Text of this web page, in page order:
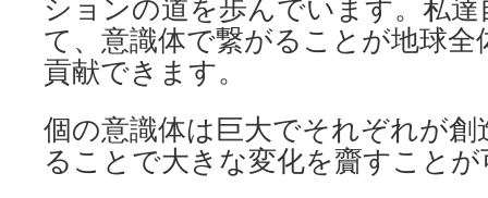
ションの道を歩んでいます。私
て、意識体で繋がることが地球
貢献できます。
個の意識体は巨大でそれぞれが
ることで大きな変化を齎すこと